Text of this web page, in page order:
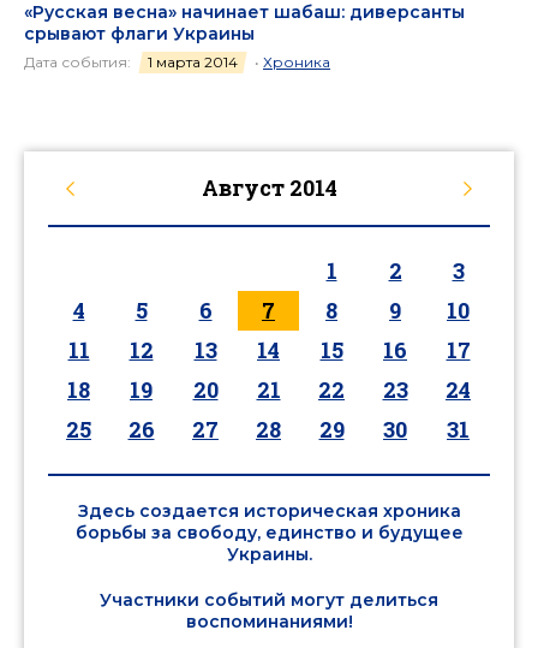
«Русская весна» начинает шабаш: диверсанты
срывают флаги Украины
Дата события: 1 марта 2014 • Хроника
Август 2014
1 2
3
4
5 6 7 8 9
10
11
12 13 14 15 16
17
18
19 20 21 22 23
24
25
26 27 28 29 30 31
Здесь создается историческая хроника
борьбы за свободу, единство и будущее
Украины.
Участники событий могут делиться
воспоминаниями!